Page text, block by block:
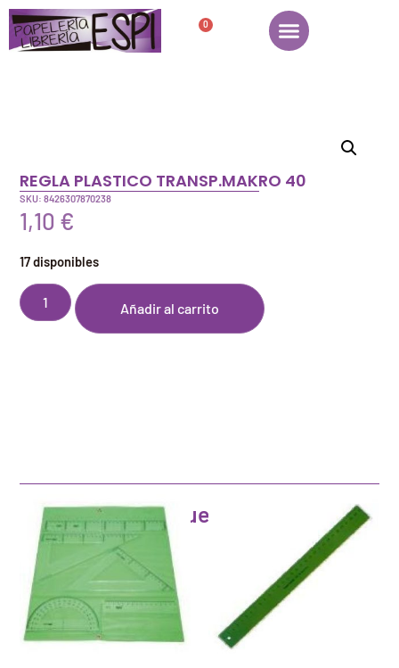
0
REGLA PLASTICO TRANSP.MAKRO 40
SKU: 8426307870238
1,10 €
17 disponibles
Añadir al carrito
Artículos que pueden interesarte